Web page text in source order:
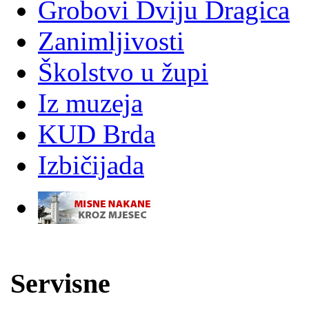
Grobovi Dviju Dragica
Zanimljivosti
Školstvo u župi
Iz muzeja
KUD Brda
Izbičijada
Servisne